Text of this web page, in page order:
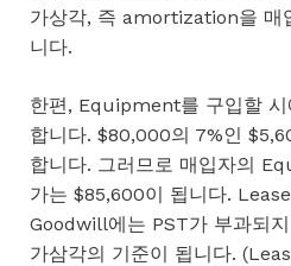
가상각, 즉 amortization을 매
니다.
한편, Equipment를 구입할
합니다. $80,000의 7%인
합니다. 그러므로 매입자의
가는 $85,600이 됩니다.
Goodwill에는 PST가 부과되
가삼각의 기준이 됩니다.